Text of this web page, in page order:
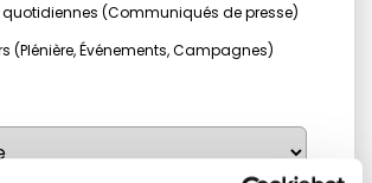
quotidiennes (Communiqués de presse)
(Plénière, Événements, Campagnes)